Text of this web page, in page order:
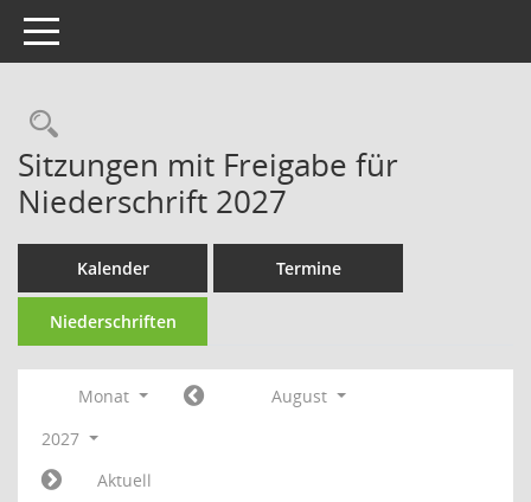
Toggle navigation
Rechercheauswahl
Sitzungen mit Freigabe für
Niederschrift 2027
Kalender Termine
Niederschriften
Monat
August
2027
Aktuell